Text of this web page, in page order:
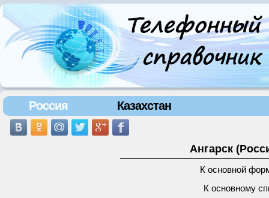
Россия Казахстан
Ангарск
К основной
К основному